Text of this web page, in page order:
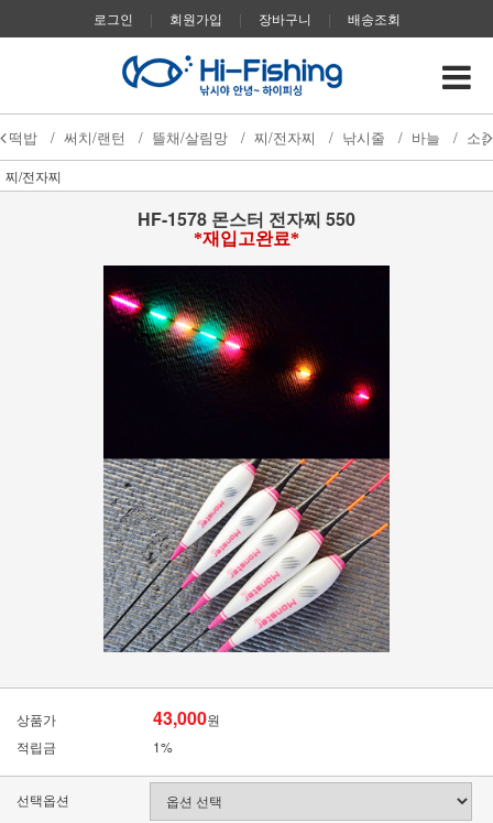
로그인 | 회원가입 | 장바구니 | 배송조회
떡밥 / 써치/랜턴 / 뜰채/살림망 / 찌/전자찌 / 낚시줄 / 바늘 / 소
찌/전자찌
HF-1578 몬스터 전자찌 550
*재입고완료*
상품가 43,000원
적립금
1%
선택옵션